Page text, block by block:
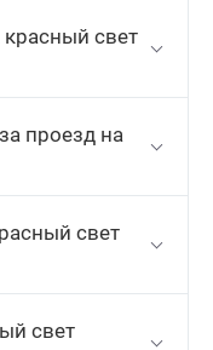
свет
проезд на
свет
свет